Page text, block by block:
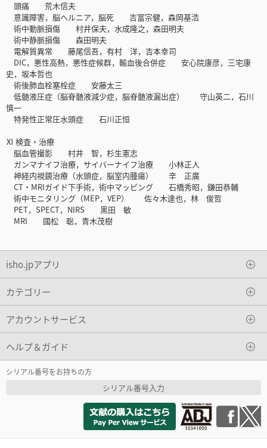
頭痛 荒木信夫
意識障害，脳ヘルニア，脳死 吉富宗健，森岡基浩
術中動脈損傷 村井保夫，水成隆之，森田明夫
術中静脈損傷 森田明夫
電解質異常 藤尾信吾，有村 洋，吉本幸司
DIC，悪性高熱，悪性症候群，輸血後合併症 安心院康彦，三宅康
史，坂本哲也
術後肺血栓塞栓症 安藤太三
低髄液圧症（脳脊髄液減少症，脳脊髄液漏出症） 守山英二，石川
慎一
特発性正常圧水頭症 石川正恒
Ⅺ 検査・治療
脳血管撮影 村井 智，杉生憲志
ガンマナイフ治療，サイバーナイフ治療 小林正人
神経内視鏡治療（水頭症，脳室内腫瘍） 辛 正廣
CT・MRIガイド下手術，術中マッピング 石橋秀昭，鎌田恭輔
術中モニタリング（MEP，VEP） 佐々木達也，林 俊哲
PET，SPECT，NIRS 黒田 敏
MRI 國松 聡，青木茂樹
isho.jpアプリ
カテゴリー
アカウントサービス
ヘルプ＆ガイド
シリアル番号をお持ちの方
シリアル番号入力